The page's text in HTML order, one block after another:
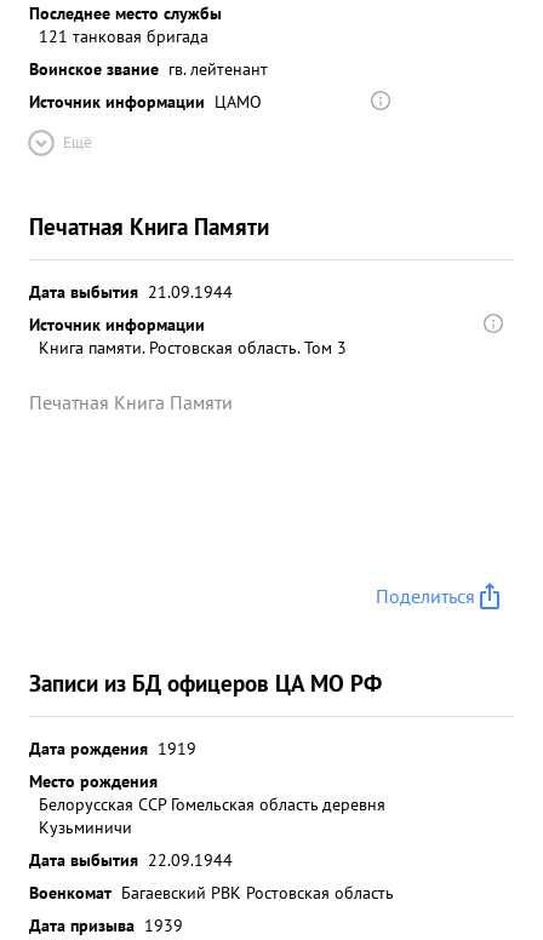
Последнее место службы
121 танковая бригада
Воинское звание гв. лейтенант
Источник информации ЦАМО
Ещё
Печатная Книга Памяти
Дата выбытия 21.09.1944
Источник информации
Книга памяти. Ростовская область. Том 3
Печатная Книга Памяти
Поделиться
Записи из БД офицеров ЦА МО РФ
Дата рождения 1919
Место рождения
Белорусская ССР Гомельская область деревня
Кузьминичи
Дата выбытия 22.09.1944
Военкомат Багаевский РВК Ростовская область
Дата призыва 1939